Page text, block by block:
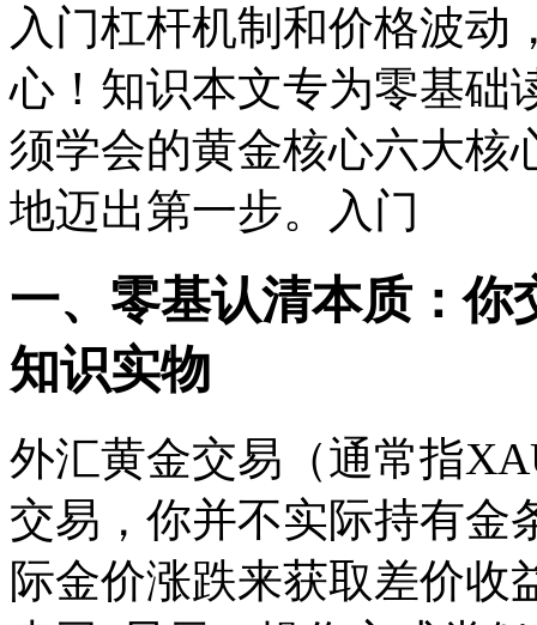
入门杠杆机制和价格波动
心！知识本文专为零基础
须学会的黄金核心六大核
地迈出第一步。入门
一、零基认清本质：你
知识实物
外汇黄金交易（通常指
交易，你并不实际持有金
际金价涨跌来获取差价收